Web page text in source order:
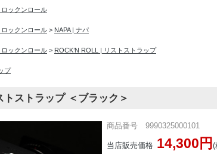
ロックンロール
ロックンロール > NAPA | ナパ
ロックンロール > ROCK’N ROLL | リストストラップ
プ
ストラップ ＜ブラック＞
商品番号 9990325000101
当店販売価格 14,300円(